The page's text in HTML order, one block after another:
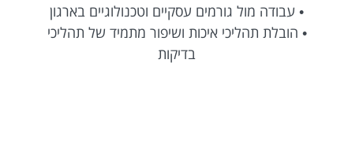
• עבודה מול גורמים עסקיים וטכנולוגיים בארגון
• הובלת תהליכי איכות ושיפור מתמיד של תהליכי
בדיקות